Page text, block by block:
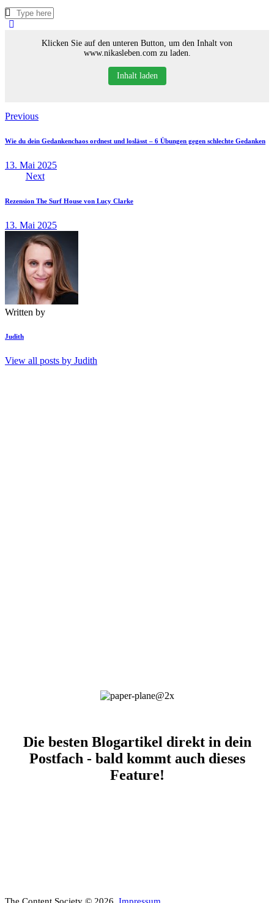
Klicken Sie auf den unteren Button, um den Inhalt von
www.nikasleben.com zu laden.
Inhalt laden
Beitragsnavigation
Previous
Wie du dein Gedankenchaos ordnest und loslässt – 6 Übungen gegen schlechte Gedanken
13. Mai 2025
Next
Rezension The Surf House von Lucy Clarke
13. Mai 2025
Written by
Judith
View all posts by Judith
Die besten Blogartikel direkt in dein
Postfach - bald kommt auch dieses
Feature!